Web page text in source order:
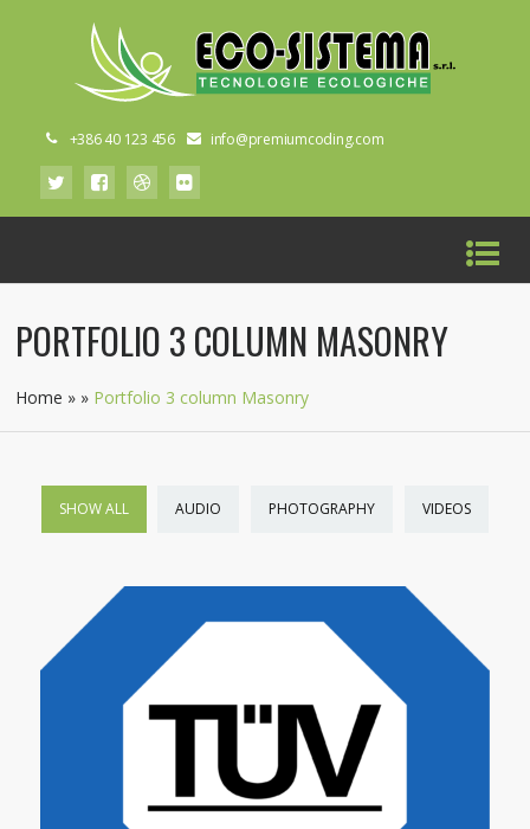
+386 40 123 456 info@premiumcoding.com
PORTFOLIO 3 COLUMN MASONRY
Home » » Portfolio 3 column Masonry
SHOW ALL AUDIO PHOTOGRAPHY VIDEOS